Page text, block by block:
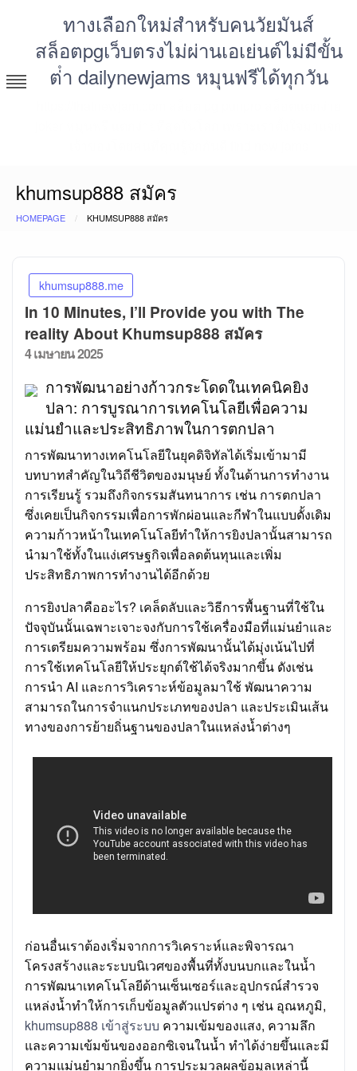
content
ทางเลือกใหม่สำหรับคนวัยมันส์
สล็อตpgเว็บตรงไม่ผ่านเอเย่นต์ไม่มีขั้น
ต่ํา dailynewjams หมุนฟรีได้ทุกวัน
khumsup888 สมัคร
HOMEPAGE KHUMSUP888 สมัคร
khumsup888.me
In 10 Minutes, I’ll Provide you with The
reality About Khumsup888 สมัคร
Posted
4 เมษายน 2025
การพัฒนาอย่างก้าวกระโดดในเทคนิคยิง
ปลา: การบูรณาการเทคโนโลยีเพื่อความ
แม่นยำและประสิทธิภาพในการตกปลา
การพัฒนาทางเทคโนโลยีในยุคดิจิทัลได้เริ่มเข้ามามี
บทบาทสำคัญในวิถีชีวิตของมนุษย์ ทั้งในด้านการทำงาน
การเรียนรู้ รวมถึงกิจกรรมสันทนาการ เช่น การตกปลา
ซึ่งเคยเป็นกิจกรรมเพื่อการพักผ่อนและกีฬาในแบบดั้งเดิม
ความก้าวหน้าในเทคโนโลยีทำให้การยิงปลานั้นสามารถ
นำมาใช้ทั้งในแง่เศรษฐกิจเพื่อลดต้นทุนและเพิ่ม
ประสิทธิภาพการทำงานได้อีกด้วย
การยิงปลาคืออะไร? เคล็ดลับและวิธีการพื้นฐานที่ใช้ใน
ปัจจุบันนั้นเฉพาะเจาะจงกับการใช้เครื่องมือที่แม่นยำและ
การเตรียมความพร้อม ซึ่งการพัฒนานั้นได้มุ่งเน้นไปที่
การใช้เทคโนโลยีให้ประยุกต์ใช้ได้จริงมากขึ้น ดังเช่น
การนำ AI และการวิเคราะห์ข้อมูลมาใช้ พัฒนาความ
สามารถในการจำแนกประเภทของปลา และประเมินเส้น
ทางของการย้ายถิ่นฐานของปลาในแหล่งน้ำต่างๆ
ก่อนอื่นเราต้องเริ่มจากการวิเคราะห์และพิจารณา
โครงสร้างและระบบนิเวศของพื้นที่ทั้งบนบกและในน้ำ
การพัฒนาเทคโนโลยีด้านเซ็นเซอร์และอุปกรณ์สำรวจ
แหล่งน้ำทำให้การเก็บข้อมูลตัวแปรต่าง ๆ เช่น อุณหภูมิ,
khumsup888 เข้าสู่ระบบ ความเข้มของแสง, ความลึก
และความเข้มข้นของออกซิเจนในน้ำ ทำได้ง่ายขึ้นและมี
ความแม่นยำมากยิ่งขึ้น การประมวลผลข้อมูลเหล่านี้